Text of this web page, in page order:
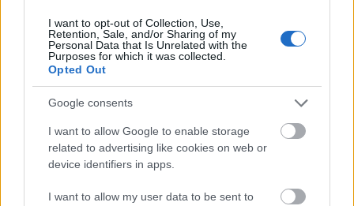
I want to opt-out of Collection, Use,
Retention, Sale, and/or Sharing of my
Personal Data that Is Unrelated with the
Purposes for which it was collected.
Opted Out
Google consents
I want to allow Google to enable storage
related to advertising like cookies on web or
device identifiers in apps.
I want to allow my user data to be sent to
Μέσα σε λίγες μόνο ημέρες ΚΑΙ ΠΡΙΝ
ΚΛΕΙΣΟΥΝ ΟΙ ΑΙΤΗΣΕΙΣ για την
προκήρυξημπορείτε να λάβετε πολύ
ΕΥΚΟΛΑ τηνπιστοποίηση γνώσης
ηλεκτρονικού υπολογιστή
Λάβετε το ΑΠΑΡΑΙΤΗΤΟ ΤΥΠΙΚΟ
ELIC εύκολα και ευέλικτα (Μόνο